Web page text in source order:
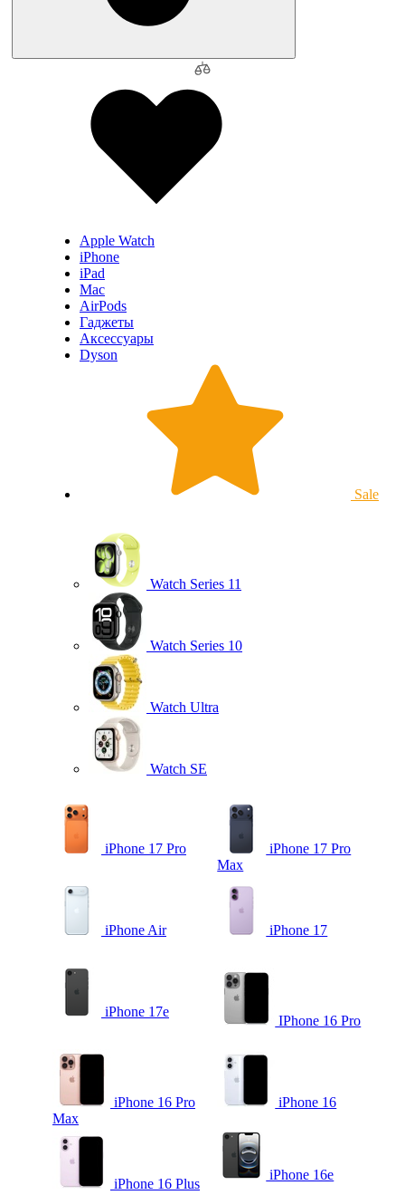
Apple Watch
iPhone
iPad
Mac
AirPods
Гаджеты
Аксессуары
Dyson
Sale
Watch Series 11
Watch Series 10
Watch Ultra
Watch SE
iPhone 17 Pro
iPhone 17 Pro
Max
iPhone Air iPhone 17
iPhone 17e
IPhone 16 Pro
iPhone 16 Pro
Max
iPhone 16
iPhone 16 Plus
iPhone 16e